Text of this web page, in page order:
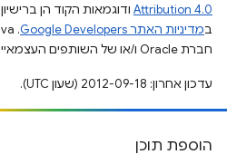
Attribution 4.0 ודוגמאות הקוד הן ברישיון
במדיניות האתר Google Developers‏
חברת Oracle ו/או של השותפים העצמאיים שלה.
עדכון אחרון: 2012-09-18 (שעון UTC).
הוספת תוכן